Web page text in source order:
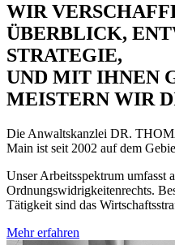
WIR
ÜBERBLICK,
STRATEGIE,
UND MIT IHNEN
MEISTERN WIR
Die Anwaltskanzlei DR.
Main ist seit 2002 auf dem
Unser Arbeitsspektrum umfasst
Ordnungswidrigkeitenrechts.
Tätigkeit sind das
Mehr erfahren